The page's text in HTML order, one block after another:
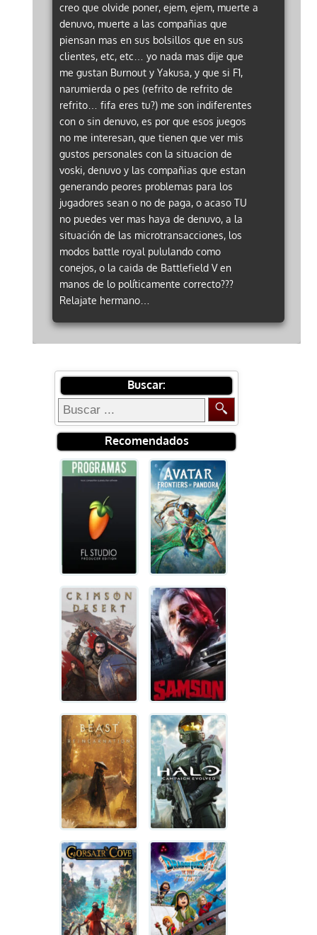
creo que olvide poner, ejem, ejem, muerte a
denuvo, muerte a las compañias que
piensan mas en sus bolsillos que en sus
clientes, etc, etc… yo nada mas dije que
me gustan Burnout y Yakusa, y que si F1,
narumierda o pes (refrito de refrito de
refrito… fifa eres tu?) me son indiferentes
con o sin denuvo, es por que esos juegos
no me interesan, que tienen que ver mis
gustos personales con la situacion de
voski, denuvo y las compañias que estan
generando peores problemas para los
jugadores sean o no de paga, o acaso TU
no puedes ver mas haya de denuvo, a la
situación de las microtransacciones, los
modos battle royal pululando como
conejos, o la caida de Battlefield V en
manos de lo políticamente correcto???
Relajate hermano…
Buscar:
Recomendados